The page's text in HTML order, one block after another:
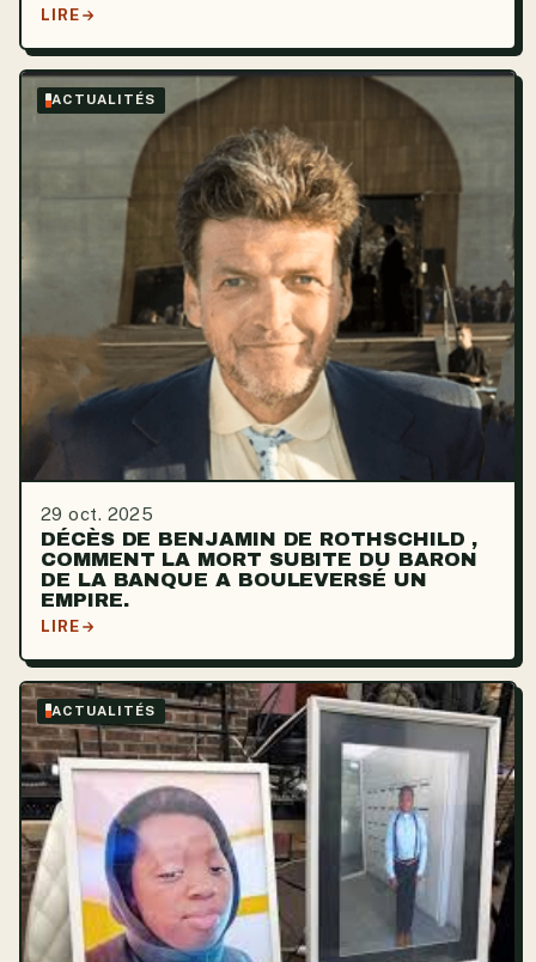
LIRE
ACTUALITÉS
29 oct. 2025
DÉCÈS DE BENJAMIN DE ROTHSCHILD ,
COMMENT LA MORT SUBITE DU BARON
DE LA BANQUE A BOULEVERSÉ UN
EMPIRE.
LIRE
ACTUALITÉS